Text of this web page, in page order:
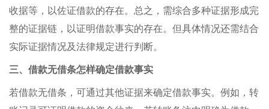
收据等，以佐证借款的存在。总之，需综合多种证据形成完
整的证据链，以证明借款事实的存在。但具体情况还需结合
实际证据情况及法律规定进行判断。
三、借款无借条怎样确定借款事实
若借款无借条，可通过其他证据来确定借款事实。例如，转